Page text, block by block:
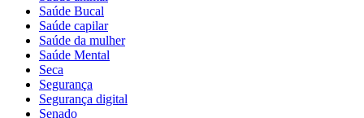
Saúde Bucal
Saúde capilar
Saúde da mulher
Saúde Mental
Seca
Segurança
Segurança digital
Senado